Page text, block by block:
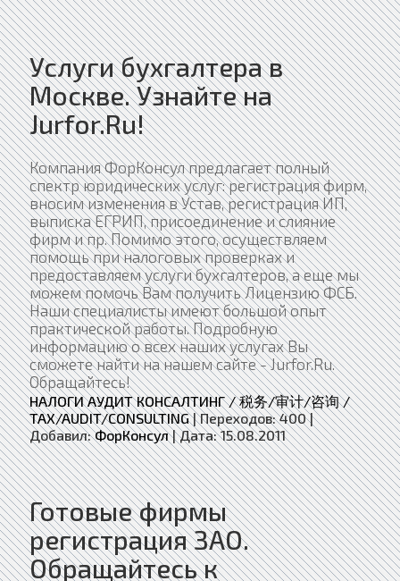
Услуги бухгалтера в
Москве. Узнайте на
Jurfor.Ru!
Компания ФорКонсул предлагает полный
спектр юридических услуг: регистрация фирм,
вносим изменения в Устав, регистрация ИП,
выписка ЕГРИП, присоединение и слияние
фирм и пр. Помимо этого, осуществляем
помощь при налоговых проверках и
предоставляем услуги бухгалтеров, а еще мы
можем помочь Вам получить Лицензию ФСБ.
Наши специалисты имеют большой опыт
практической работы. Подробную
информацию о всех наших услугах Вы
сможете найти на нашем сайте - Jurfor.Ru.
Обращайтесь!
НАЛОГИ АУДИТ КОНСАЛТИНГ / 税务/审计/咨询 /
TAX/AUDIT/CONSULTING|Переходов: 400 |
Добавил: ФорКонсул |Дата: 15.08.2011
Готовые фирмы
регистрация ЗАО.
Обращайтесь к